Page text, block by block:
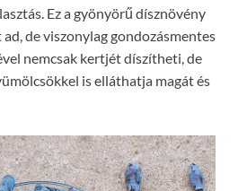
Ez a gyönyörű dísznövény
de viszonylag gondozásmentes
nemcsak kertjét díszítheti, de
is elláthatja magát és